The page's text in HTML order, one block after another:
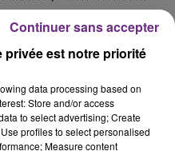
de leur foyer »
DÉMARCHES À
auprès de la
privée est notre priorité
data processing based on
Store and/or access
to select advertising; Create
profiles to select personalised
Measure content
Continuer sans accepter